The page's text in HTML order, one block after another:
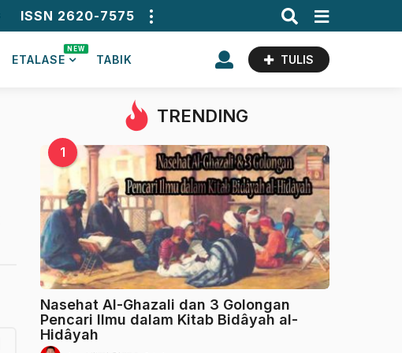
ISSN 2620-7575
ETALASE
NEW
TABIK TULIS
TRENDING
1
Nasehat Al-Ghazali dan 3 Golongan
Pencari Ilmu dalam Kitab Bidâyah al-
Hidâyah